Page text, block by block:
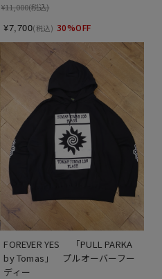
¥11,000(税込)
¥7,700(税込) 30%OFF
FOREVER YES 　「PULL PARKA
by Tomas」　プルオーバーフー
ディー